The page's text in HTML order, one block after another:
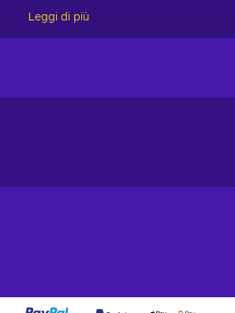
loved ones to Ethereum’s world.
compatible wallet.
code.
for confirmation.
(ETH).
Leggi di più